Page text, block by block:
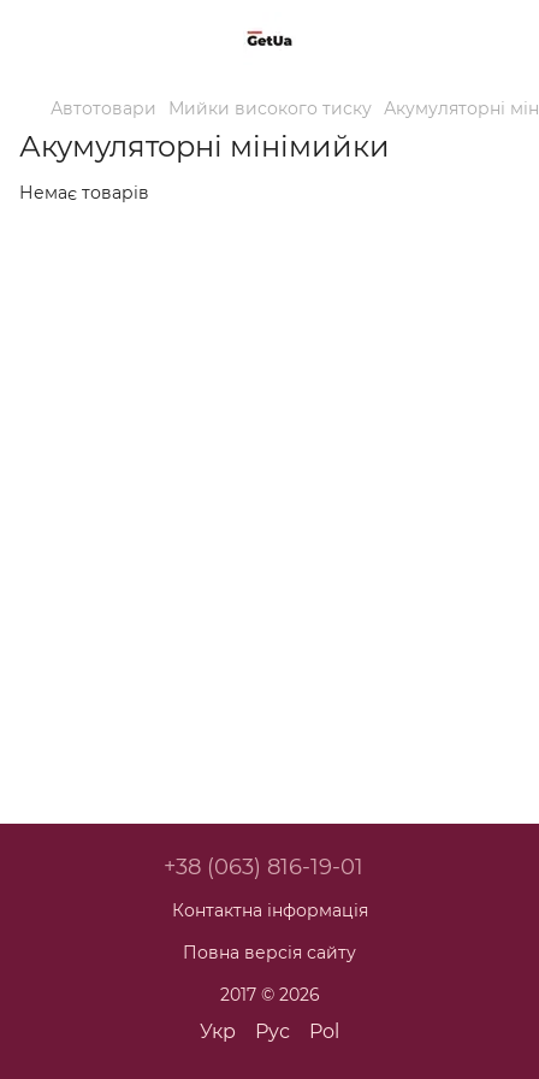
Автотовари Мийки високого тиску Акумуляторні
Акумуляторні мінімийки
Немає товарів
+38 (063) 816-19-01
Контактна інформація
Повна версія сайту
2017 © 2026
Укр Рус Pol